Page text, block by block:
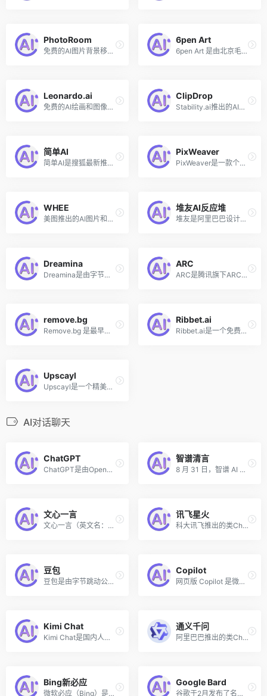
PhotoRoom
免费的AI图片背景移除和添加
6pen Art
6pen Art 是由北京毛线球科技推出的一个基于 AI 驱动的技术，利用文本生成绘画作品的工具。用户可以通过文字描述画面内容和风格，就可以得到和生成天马行空，令人惊艳的作品和画面（最高支持4K分辨率）。用户可以通过在线网站、iOS或Android应用程序访问并使用6pen Art。
Leonardo.ai
免费的AI绘画和图像生成工具和社区
ClipDrop
Stability.ai推出的AI图片处理系列工具
简单AI
简单AI是搜狐最新推出的智能图片生成平台和社区，是一个适合小白直接上手的AI图片生成工具，提供文生图和图生图两种模式，上手简单，且生成质量较好，允许用户每日免费生成 10 张图片。同时，该平台还提供用户作品分享社区、创作同款、提示词参考等功能。
PixWeaver
PixWeaver是一款个性化视觉创意设计平台，由北京生数科技有限公司开发。该平台支持个性化的视觉创作，融合了多元风格，具备出色的语义理解和丰富的细节表现，达到了艺术级的美学水准。PixWeaver 提供了一系列功能，如文字生图、超分辨率、细节微调和3D生成等，旨在释放用户的无限想象。
WHEE
美图推出的AI图片和绘画创作生成平台
堆友AI反应堆
堆友是阿里巴巴设计师团队原创的一个免费可商用3D头像、3D场景、3D元素等的资源网站和在线编辑神器，近期堆友上线了「AI反应堆」功能，帮助设计师、画手、大学生、兴趣爱好者快速生成高质量绘画，支持文生图、图生图和创作社区同款。
Dreamina
Dreamina是由字节跳动抖音旗下的剪映推出的一款AI图片创作和绘画工具，旨在帮助抖音的图文和短视频创作者进行内容创作，用户只需输入提示描述，即可快速将创意和想法转化为图像。该工具是一个多风格的AI绘画神器，可以进行动漫、写实、摄影、插画等不同风格的图像生成。
ARC
ARC是腾讯旗下ARC（Applied Research Center，应用研究中心）实验室推出的系列AI图片处理工具，目前提供了三项免费的AI图像功能：人像修复、人像抠图和动漫增强。
remove.bg
Remove.bg 是最早和最火的图片背景消除工具之一，无论是人像、产品、动物，还是汽车、图形、Logo，轻点一下上传图片，便可在几秒钟内自动去除背景。Remove.bg还支持魔法笔刷功能，鼠标一涂抹便可以帮助用户精准地移除或还原图片中的物体。
Ribbet.ai
Ribbet.ai是一个免费的综合性多功能AI图片处理工具箱，借助人工智能的力量帮助用户编辑、重新想象和微调上传的图像，并以高质量下载。目前平台上提供图片背景去除、AI照片上色、图片高清放大、免费人脸检测等工具。
Upscayl
Upscayl是一个精美的免费开源的AI图片无损放大工具，同时支持Windows、Mac、Linux等桌面系统，超过百万用户都在使用。借助最先进的人工智能，Upscayl 可以帮助你将低分辨率图像转换为高分辨率。
AI对话聊天
ChatGPT
ChatGPT是由OpenAI公司推出的火爆全球的聊天对话机器人，该AI聊天对话工具建立在OpenAI开发的GPT-4语言模型上，它可以执行各种自然语言处理（NPL）任务，如总结、分类、提问和回答，以及类似人类反应的错误纠正。
智谱清言
8 月 31 日，智谱 AI 正式上线首款生成式AI 助手 —— 「智谱清言」。该助手基于智谱 AI 自主研发的中英双语对话模型 ChatGLM2，经过万亿字符的文本与代码预训练，并采用有监督微调技术，以通用对话的形式为用户提供智能化服务。
文心一言
文心一言（英文名：ERNIE Bot）是百度研发的知识增强大语言模型，能够与人对话互动，回答问题，协助创作，高效便捷地帮助人们获取信息、知识和灵感。文心一言基于飞桨深度学习平台和文心知识增强大模型，持续从海量数据和大规模知识中融合学习，具备知识增强、检索增强和对话增强的技术特色。
讯飞星火
科大讯飞推出的类ChatGPT的讯飞星火认知大模型
豆包
豆包是由字节跳动公司推出的一款多功能人工智能工具和免费AI聊天机器人，基于云雀模型（豆包大模型）构建。该免费AI对话助手具备文案创作、PDF问答、长文本分析、学习辅助、图像生成、信息搜索与整合、AI智能体等能力，能够理解用户需求并提供个性化服务。
Copilot
网页版 Copilot 是微软在 2023 Ignite 技术大会上最新推出的在线使用 Microsoft Copilot 助手和聊天机器人的版本，不再只限定在微软的Bing、Skype或其他Office软件应用中才能体验，以便于电脑桌面端用户直接在浏览器中体验 Copilot 的 AI 聊天服务。
Kimi Chat
Kimi Chat是国内人工智能初创公司Moonshot AI（月之暗面）推出的智能对话助手，支持输入长达20万汉字的上下文。Kimi Chat擅长中文和英文的对话，可以帮助用户解决各类生活和工作中的问题、提供实用的信息和参考建议。
通义千问
阿里巴巴推出的类ChatGPT响应人类指令的大模型，已免费开放
Bing新必应
微软必应（Bing）是一款由微软公司推出的搜索引擎应用，能够为用户提供快速、准确的搜索体验。New Bing（新必应）采用 Open AI 的 GPT-4 大语言模型技术驱动，为用户提供对话生成式的全新搜索体验。与旧版必应相比，新版必应更加智能化和人性化，采用了先进的自然语言处理和机器学习技术，能够更好地理解用户的搜索意图和需求，并返回更加方便、准确、相关的结果。
Google Bard
谷歌于2月发布了名为Bard的AI聊天机器人，作为ChatGPT的对手，旨在模拟与人类的对话，并结合使用自然语言处理和机器学习来对你可能提出的问题提供真实而有用的回答。